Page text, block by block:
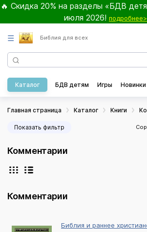
🔥 Скидка 20% на разделы «БДВ
июля 2026!
☰ Библия для всех
Каталог БДВ детям Игры Новинки
Главная страница Каталог Книги
Показать фильтр
Комментарии
Комментарии
Библия и раннее